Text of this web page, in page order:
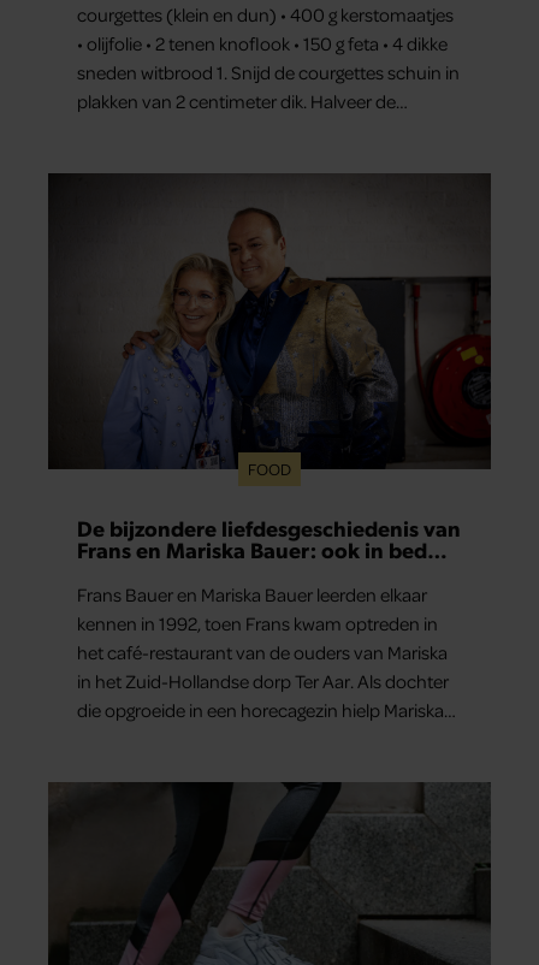
courgettes (klein en dun) • 400 g kerstomaatjes
• olijfolie • 2 tenen knoflook • 150 g feta • 4 dikke
sneden witbrood 1. Snijd de courgettes schuin in
plakken van 2 centimeter dik. Halveer de
FOOD
De bijzondere liefdesgeschiedenis van
Frans en Mariska Bauer: ook in bed
Frans Bauer en Mariska Bauer leerden elkaar
kennen in 1992, toen Frans kwam optreden in
het café-restaurant van de ouders van Mariska
in het Zuid-Hollandse dorp Ter Aar. Als dochter
die opgroeide in een horecagezin hielp Mariska